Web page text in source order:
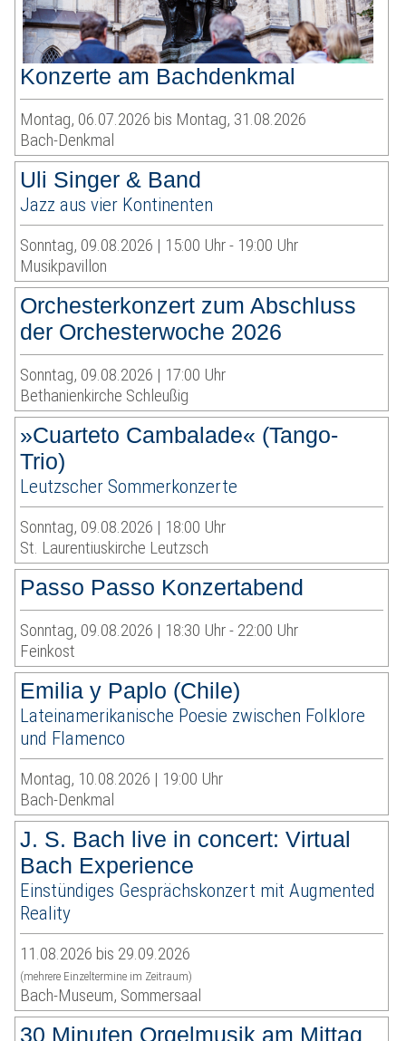
Konzerte am Bachdenkmal
Montag, 06.07.2026 bis Montag, 31.08.2026
Bach-Denkmal
Uli Singer & Band
Jazz aus vier Kontinenten
Sonntag, 09.08.2026 | 15:00 Uhr - 19:00 Uhr
Musikpavillon
Orchesterkonzert zum Abschluss
der Orchesterwoche 2026
Sonntag, 09.08.2026 | 17:00 Uhr
Bethanienkirche Schleußig
»Cuarteto Cambalade« (Tango-
Trio)
Leutzscher Sommerkonzerte
Sonntag, 09.08.2026 | 18:00 Uhr
St. Laurentiuskirche Leutzsch
Passo Passo Konzertabend
Sonntag, 09.08.2026 | 18:30 Uhr - 22:00 Uhr
Feinkost
Emilia y Paplo (Chile)
Lateinamerikanische Poesie zwischen Folklore
und Flamenco
Montag, 10.08.2026 | 19:00 Uhr
Bach-Denkmal
J. S. Bach live in concert: Virtual
Bach Experience
Einstündiges Gesprächskonzert mit Augmented
Reality
11.08.2026 bis 29.09.2026
(mehrere Einzeltermine im Zeitraum)
Bach-Museum, Sommersaal
30 Minuten Orgelmusik am Mittag